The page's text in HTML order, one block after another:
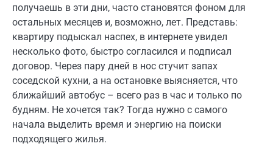
получаешь в эти дни, часто становятся фоном для
остальных месяцев и, возможно, лет. Представь:
квартиру подыскал наспех, в интернете увидел
несколько фото, быстро согласился и подписал
договор. Через пару дней в нос стучит запах
соседской кухни, а на остановке выясняется, что
ближайший автобус – всего раз в час и только по
будням. Не хочется так? Тогда нужно с самого
начала выделить время и энергию на поиски
подходящего жилья.